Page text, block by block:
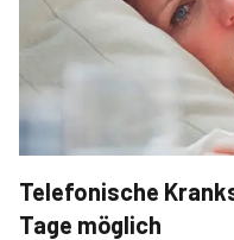
Telefonische
Tage möglich